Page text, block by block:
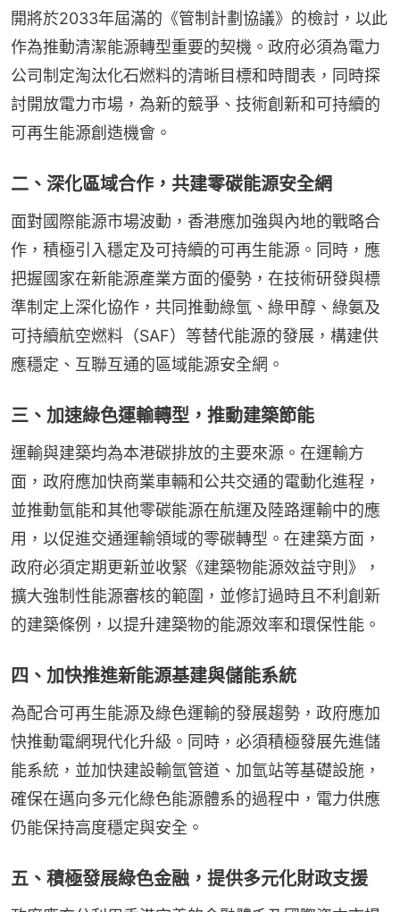
開將於2033年屆滿的《管制計劃協議》的檢討，以此
作為推動清潔能源轉型重要的契機。政府必須為電力
公司制定淘汰化石燃料的清晰目標和時間表，同時探
討開放電力市場，為新的競爭、技術創新和可持續的
可再生能源創造機會。
二、深化區域合作，共建零碳能源安全網
面對國際能源市場波動，香港應加強與內地的戰略合
作，積極引入穩定及可持續的可再生能源。同時，應
把握國家在新能源產業方面的優勢，在技術研發與標
準制定上深化協作，共同推動綠氫、綠甲醇、綠氨及
可持續航空燃料（SAF）等替代能源的發展，構建供
應穩定、互聯互通的區域能源安全網。
三、加速綠色運輸轉型，推動建築節能
運輸與建築均為本港碳排放的主要來源。在運輸方
面，政府應加快商業車輛和公共交通的電動化進程，
並推動氫能和其他零碳能源在航運及陸路運輸中的應
用，以促進交通運輸領域的零碳轉型。在建築方面，
政府必須定期更新並收緊《建築物能源效益守則》，
擴大強制性能源審核的範圍，並修訂過時且不利創新
的建築條例，以提升建築物的能源效率和環保性能。
四、加快推進新能源基建與儲能系統
為配合可再生能源及綠色運輸的發展趨勢，政府應加
快推動電網現代化升級。同時，必須積極發展先進儲
能系統，並加快建設輸氫管道、加氫站等基礎設施，
確保在邁向多元化綠色能源體系的過程中，電力供應
仍能保持高度穩定與安全。
五、積極發展綠色金融，提供多元化財政支援